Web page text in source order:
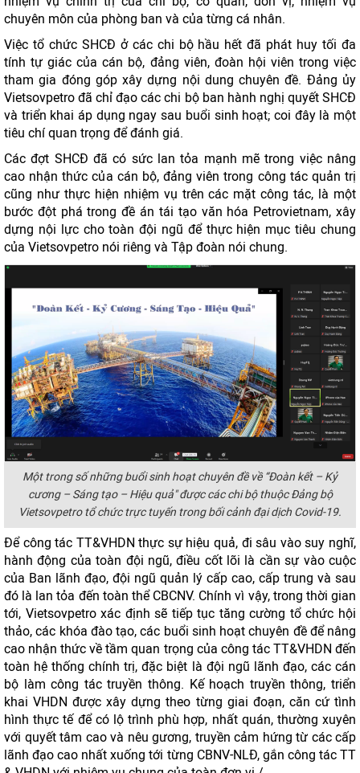
chuyên môn của phòng ban và của từng cá nhân.
Việc tổ chức SHCĐ ở các chi bộ hầu hết đã phát huy tối đa
tính tự giác của cán bộ, đảng viên, đoàn hội viên trong việc
tham gia đóng góp xây dựng nội dung chuyên đề. Đảng ủy
Vietsovpetro đã chỉ đạo các chi bộ ban hành nghị quyết SHCĐ
và triển khai áp dụng ngay sau buổi sinh hoạt; coi đây là một
tiêu chí quan trọng để đánh giá.
Các đợt SHCĐ đã có sức lan tỏa mạnh mẽ trong việc nâng
cao nhận thức của cán bộ, đảng viên trong công tác quản trị
cũng như thực hiện nhiệm vụ trên các mặt công tác, là một
bước đột phá trong đề án tái tạo văn hóa Petrovietnam, xây
dựng nội lực cho toàn đội ngũ để thực hiện mục tiêu chung
của Vietsovpetro nói riêng và Tập đoàn nói chung.
Một trong số những buổi sinh hoạt chuyên đề về “Đoàn kết – Kỷ
cương – Sáng tạo – Hiệu quả" được các chi bộ thuộc Đảng bộ
Vietsovpetro tổ chức trực tuyến trong bối cảnh đại dịch Covid-19.
Để công tác TT&VHDN thực sự hiệu quả, đi sâu vào suy nghĩ,
hành động của toàn đội ngũ, điều cốt lõi là cần sự vào cuộc
của Ban lãnh đạo, đội ngũ quản lý cấp cao, cấp trung và sau
đó là lan tỏa đến toàn thể CBCNV. Chính vì vậy, trong thời gian
tới, Vietsovpetro xác định sẽ tiếp tục tăng cường tổ chức hội
thảo, các khóa đào tạo, các buổi sinh hoạt chuyên đề để nâng
cao nhận thức về tầm quan trọng của công tác TT&VHDN đến
toàn hệ thống chính trị, đặc biệt là đội ngũ lãnh đạo, các cán
bộ làm công tác truyền thông. Kế hoạch truyền thông, triển
khai VHDN được xây dựng theo từng giai đoạn, căn cứ tình
hình thực tế để có lộ trình phù hợp, nhất quán, thường xuyên
với quyết tâm cao và nêu gương, truyền cảm hứng từ các cấp
lãnh đạo cao nhất xuống tới từng CBNV-NLĐ, gắn công tác TT